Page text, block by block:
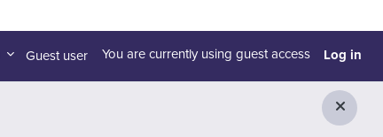
Guest user You are currently using guest access Log in